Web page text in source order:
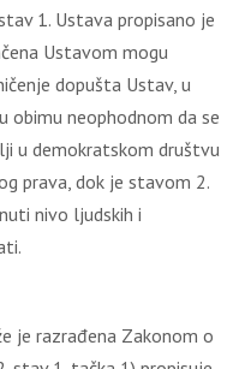
1. Ustava propisano je
Ustavom mogu
dopušta Ustav, u
obimu neophodnom da se
u demokratskom društvu
prava, dok je stavom 2.
nivo lјudskih i
je razrađena Zakonom o